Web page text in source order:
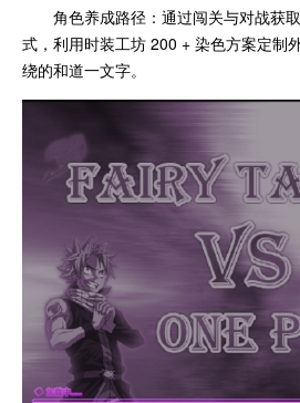
角色养成路径：通过闯关与对战获
式，利用时装工坊 200 + 染色方案定制
绕的和道一文字。